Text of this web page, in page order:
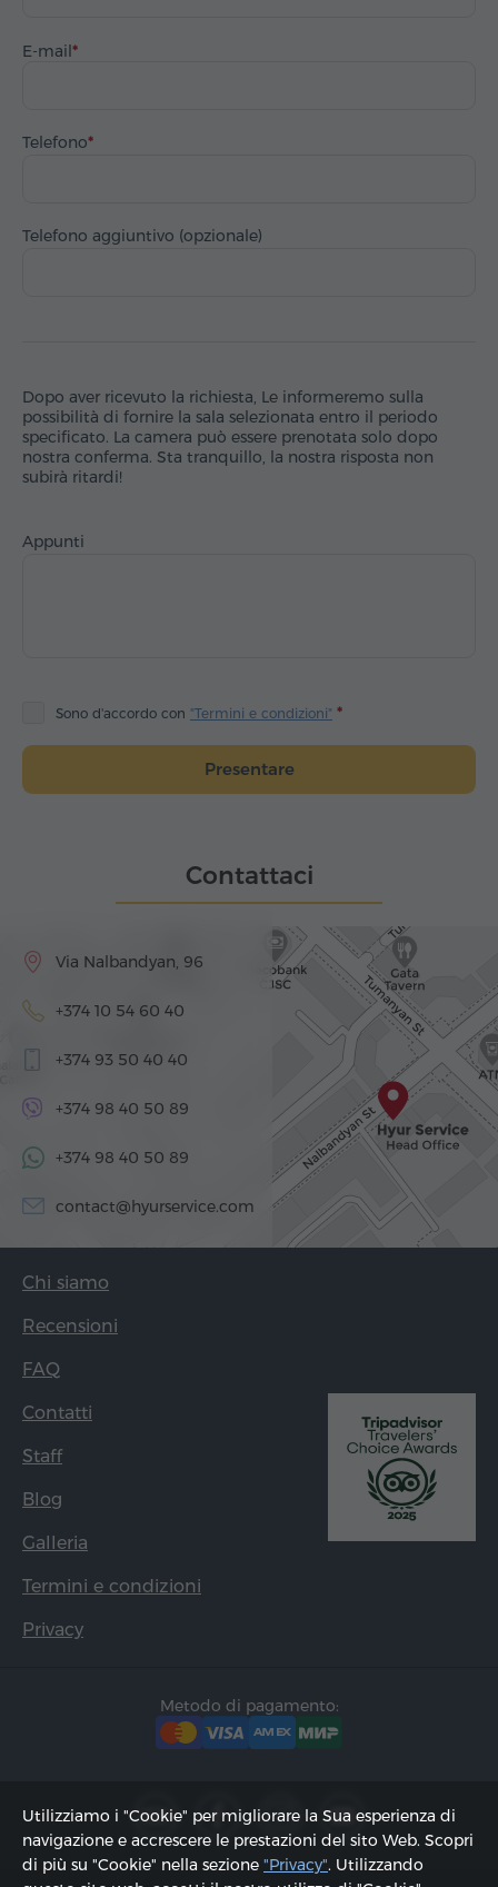
E-mail
Telefono
Telefono aggiuntivo (opzionale)
Dopo aver ricevuto la richiesta, Le informeremo sulla
possibilità di fornire la sala selezionata entro il periodo
specificato. La camera può essere prenotata solo dopo
nostra conferma. Sta tranquillo, la nostra risposta non
subirà ritardi!
Appunti
Sono d'accordo con "Termini e condizioni"
Presentare
Contattaci
Via Nalbandyan, 96
+374 10 54 60 40
+374 93 50 40 40
+374 98 40 50 89
+374 98 40 50 89
contact@hyurservice.com
Chi siamo
Recensioni
FAQ
Contatti
Staff
Blog
Galleria
Termini e condizioni
Privacy
Metodo di pagamento:
Utilizziamo i "Cookie" per migliorare la Sua esperienza di
navigazione e accrescere le prestazioni del sito Web. Scopri
di più su "Cookie" nella sezione "Privacy". Utilizzando